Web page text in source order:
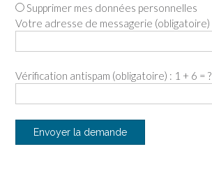
Supprimer mes données personnelles
Votre adresse de messagerie (obligatoire)
Vérification antispam (obligatoire) : 1 + 6 = ?